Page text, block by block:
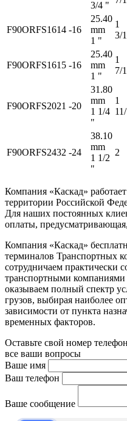
3/4 "
F90ORFS1614 -16
25.40
mm
1 "
1
3/
F90ORFS1615 -16
25.40
mm
1 "
1
7/
F90ORFS2021 -20
31.80
mm
1 1/4
"
1
F90ORFS2432 -24
38.10
mm
1 1/2
"
2
Компания «Каскад»
территории Российской
Для наших постоянных
оплаты,
Компания «Каскад»
терминалов Транспортных
сотрудничаем практически
транспортными
оказываем полный спектр
грузов, выбирая наиболее
зависимости от пункта
временных факторов.
Оставьте свой номер
все ваши вопросы
Ваше имя
Ваш телефон
Ваше сообщение